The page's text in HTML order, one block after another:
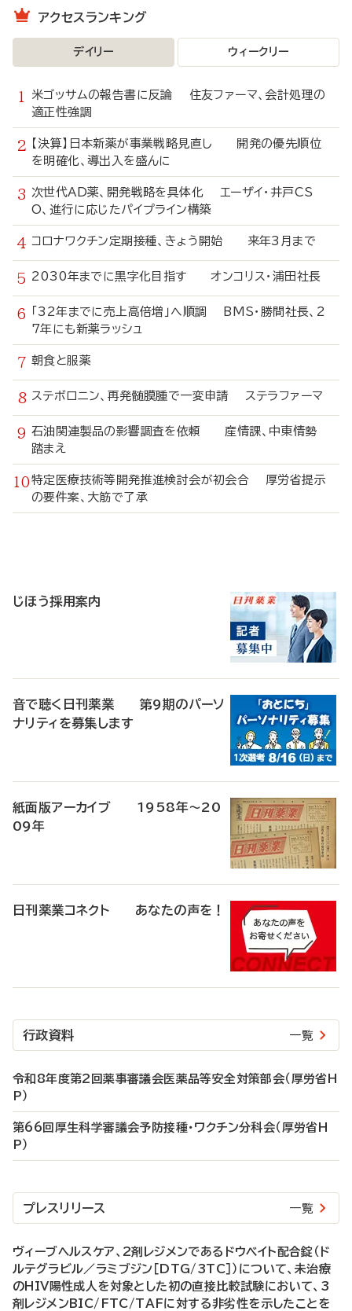
アクセスランキング
デイリー ウィークリー
米ゴッサムの報告書に反論 住友ファーマ、会計処理の
適正性強調
【決算】日本新薬が事業戦略見直し 開発の優先順位
を明確化、導出入を盛んに
次世代AD薬、開発戦略を具体化 エーザイ・井戸CS
O、進行に応じたパイプライン構築
コロナワクチン定期接種、きょう開始 来年3月まで
2030年までに黒字化目指す オンコリス・浦田社長
「32年までに売上高倍増」へ順調 BMS・勝間社長、2
7年にも新薬ラッシュ
朝食と服薬
ステボロニン、再発髄膜腫で一変申請 ステラファーマ
石油関連製品の影響調査を依頼 産情課、中東情勢
踏まえ
特定医療技術等開発推進検討会が初会合 厚労省提示
の要件案、大筋で了承
じほう採用案内
音で聴く日刊薬業 第9期のパーソ
ナリティを募集します
紙面版アーカイブ 1958年～20
09年
日刊薬業コネクト あなたの声を！
行政資料 一覧
令和8年度第2回薬事審議会医薬品等安全対策部会（厚労省H
P）
第66回厚生科学審議会予防接種・ワクチン分科会（厚労省H
P）
プレスリリース 一覧
ヴィーブヘルスケア、2剤レジメンであるドウベイト配合錠（ド
ルテグラビル／ラミブジン［DTG/3TC］）について、未治療
のHIV陽性成人を対象とした初の直接比較試験において、3
剤レジメンBIC/FTC/TAFに対する非劣性を示したことを